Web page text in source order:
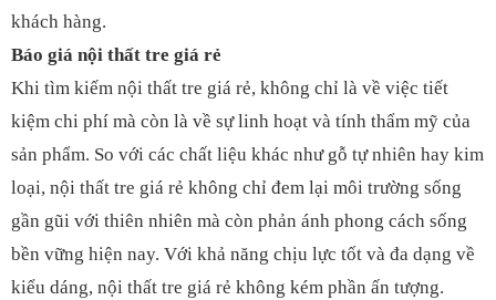
khách hàng.
Báo giá nội thất tre giá rẻ
Khi tìm kiếm nội thất tre giá rẻ, không chỉ là về việc tiết
kiệm chi phí mà còn là về sự linh hoạt và tính thẩm mỹ của
sản phẩm. So với các chất liệu khác như gỗ tự nhiên hay kim
loại, nội thất tre giá rẻ không chỉ đem lại môi trường sống
gần gũi với thiên nhiên mà còn phản ánh phong cách sống
bền vững hiện nay. Với khả năng chịu lực tốt và đa dạng về
kiểu dáng, nội thất tre giá rẻ không kém phần ấn tượng.